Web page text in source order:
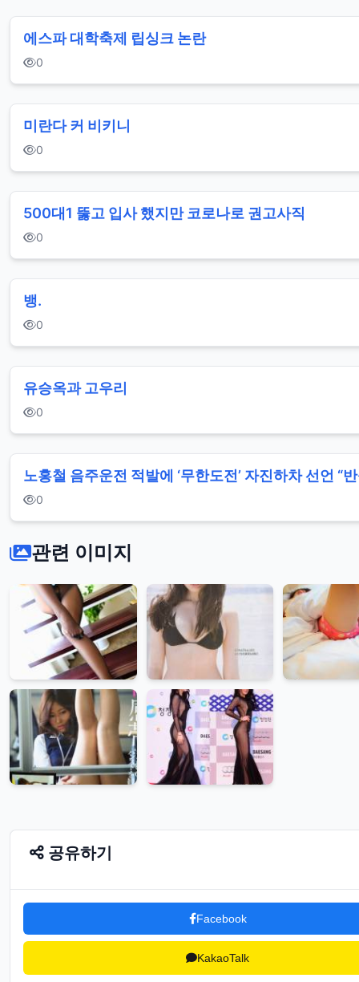
에스파 대학축제 립싱크 논란
0
미란다 커 비키니
0
500대1 뚫고 입사 했지만 코로나로 권고사직
0
뱅.
0
유승옥과 고우리
0
노홍철 음주운전 적발에 ‘무한도전’ 자진하차 선언 “
0
관련 이미지
공유하기
Facebook
KakaoTalk